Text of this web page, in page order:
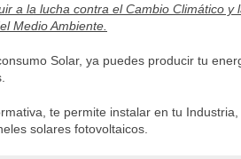
a la lucha contra el Cambio Climático y
Medio Ambiente.
Solar, ya puedes producir tu
te permite instalar en tu
solares fotovoltaicos.